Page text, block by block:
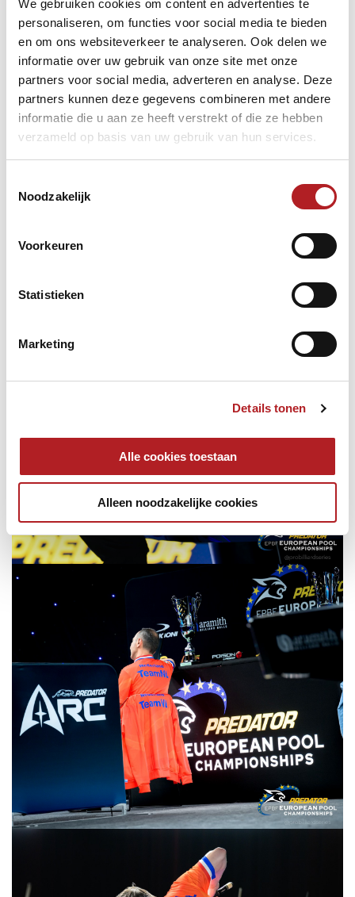
We gebruiken cookies om content en advertenties te
personaliseren, om functies voor social media te bieden
en om ons websiteverkeer te analyseren. Ook delen we
informatie over uw gebruik van onze site met onze
partners voor social media, adverteren en analyse. Deze
partners kunnen deze gegevens combineren met andere
informatie die u aan ze heeft verstrekt of die ze hebben
verzameld op basis van uw gebruik van hun services.
Noodzakelijk
Voorkeuren
Statistieken
Marketing
Details tonen
Alle cookies toestaan
Alleen noodzakelijke cookies